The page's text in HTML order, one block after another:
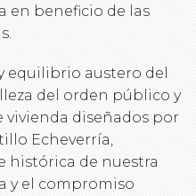
en beneficio de las
equilibrio austero del
del orden público y
vivienda diseñados por
Echeverría,
histórica de nuestra
y el compromiso